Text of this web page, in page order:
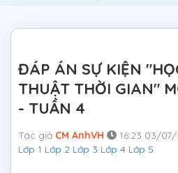
ĐÁP ÁN SỰ KIỆN
THUẬT THỜI GIAN"
- TUẦN 4
Tác giả CM AnhVH 16:23 03/
Lớp 1 Lớp 2 Lớp 3 Lớp 4 Lớp 5